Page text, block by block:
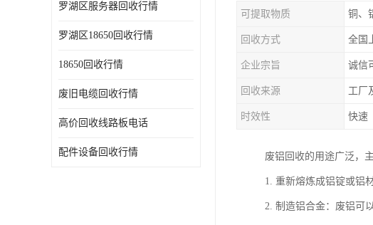
罗湖区服务器回收行情
罗湖区18650回收行情
18650回收行情
废旧电缆回收行情
高价回收线路板电话
配件设备回收行情
可提取物质 铜、
回收方式 全国
企业宗旨 诚信
回收来源 工厂
时效性 快速
废铝回收的用途广泛，
1. 重新熔炼成铝锭或铝
2. 制造铝合金：废铝可